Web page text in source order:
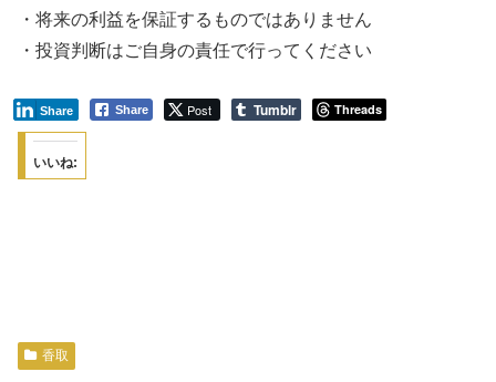
・将来の利益を保証するものではありません
・投資判断はご自身の責任で行ってください
Share Post
Share Tumblr Threads
いいね:
香取